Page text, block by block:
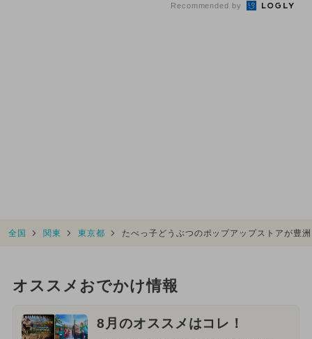
Recommended by
全国 関東 東京都 たべっ子どうぶつのポップアップストアが豊
オススメおでかけ情報
8月のオススメはコレ！